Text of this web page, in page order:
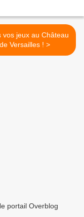
vos jeux au Château
de Versailles ! >
portail Overblog